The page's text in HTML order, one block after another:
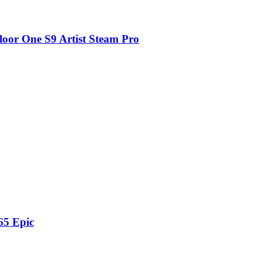
One S9 Artist Steam Pro
Epic